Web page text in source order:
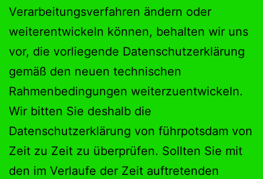
Verarbeitungsverfahren ändern oder
weiterentwickeln können, behalten wir uns
vor, die vorliegende Datenschutzerklärung
gemäß den neuen technischen
Rahmenbedingungen weiterzuentwickeln.
Wir bitten Sie deshalb die
Datenschutzerklärung von führpotsdam von
Zeit zu Zeit zu überprüfen. Sollten Sie mit
den im Verlaufe der Zeit auftretenden